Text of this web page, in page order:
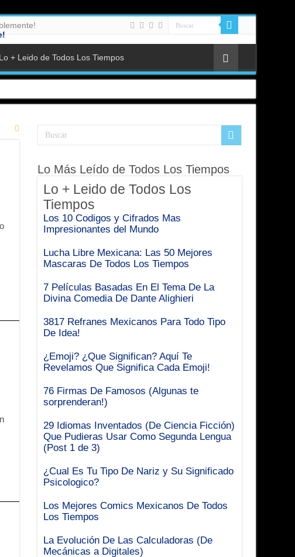
Lo + Leido de Todos Los Tiempos
Lo Más Leído de Todos Los Tiempos
Lo + Leido de Todos Los
Tiempos
Los 10 Codigos y Cifrados Mas
Impresionantes del Mundo
Lucha Libre Mexicana: Las 50 Mejores
Mascaras De Todos Los Tiempos
7 Películas Basadas En El Tema De La
Divina Comedia De Dante Alighieri
3817 Refranes Mexicanos Para Todo Tipo
De Idea!
¿Emoji? ¿Que Significan? Aquí Te
Revelamos Que Significa Cada Emoji!
76 Firmas De Famosos (Algunas te
sorprenderan!)
29 Idiomas Inventados (De Ciencia Ficción)
Que Pudieras Usar Como Segunda Lengua
(Post 1 de 3)
¿Cual Es Tu Tipo De Nariz y Su Significado
Psicologico?
Los Mejores Comics Mexicanos De Todos
Los Tiempos
La Evolución De Las Calculadoras (De
Mecánicas a Digitales)